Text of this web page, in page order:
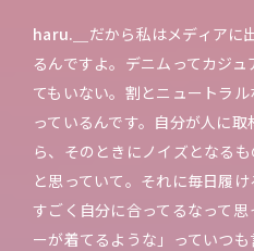
haru.＿ だから私はメディアに
るんですよ。デニムってカジ
てもいない。割とニュートラ
っているんです。自分が人に
ら、そのときにノイズとなる
と思っていて。それに毎日履
すごく自分に合ってるなって
ーが着てるような」っていつ